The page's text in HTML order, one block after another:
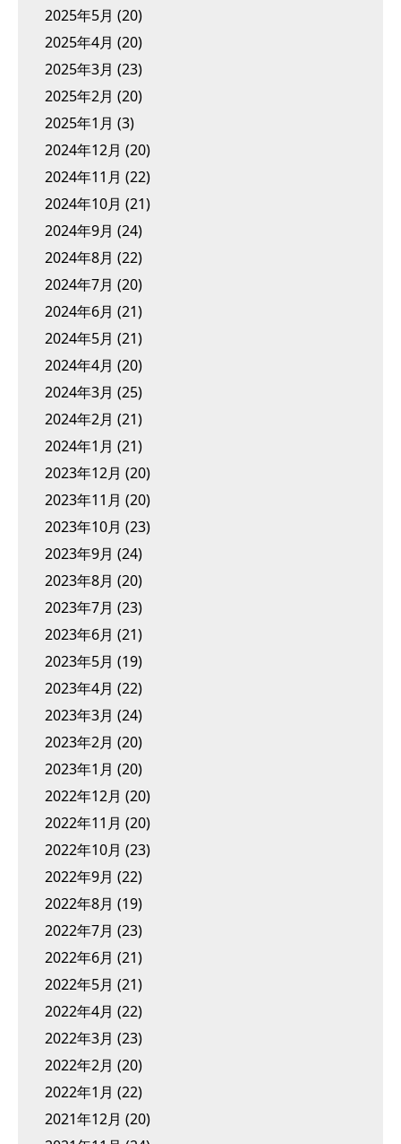
2025年5月 (20)
2025年4月 (20)
2025年3月 (23)
2025年2月 (20)
2025年1月 (3)
2024年12月 (20)
2024年11月 (22)
2024年10月 (21)
2024年9月 (24)
2024年8月 (22)
2024年7月 (20)
2024年6月 (21)
2024年5月 (21)
2024年4月 (20)
2024年3月 (25)
2024年2月 (21)
2024年1月 (21)
2023年12月 (20)
2023年11月 (20)
2023年10月 (23)
2023年9月 (24)
2023年8月 (20)
2023年7月 (23)
2023年6月 (21)
2023年5月 (19)
2023年4月 (22)
2023年3月 (24)
2023年2月 (20)
2023年1月 (20)
2022年12月 (20)
2022年11月 (20)
2022年10月 (23)
2022年9月 (22)
2022年8月 (19)
2022年7月 (23)
2022年6月 (21)
2022年5月 (21)
2022年4月 (22)
2022年3月 (23)
2022年2月 (20)
2022年1月 (22)
2021年12月 (20)